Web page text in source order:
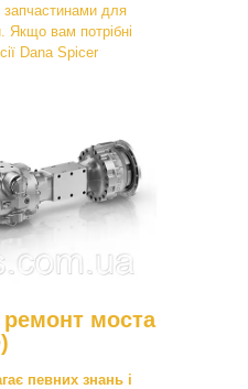
запчастинами для
Якщо вам потрібні
Dana Spicer
моста
певних знань і